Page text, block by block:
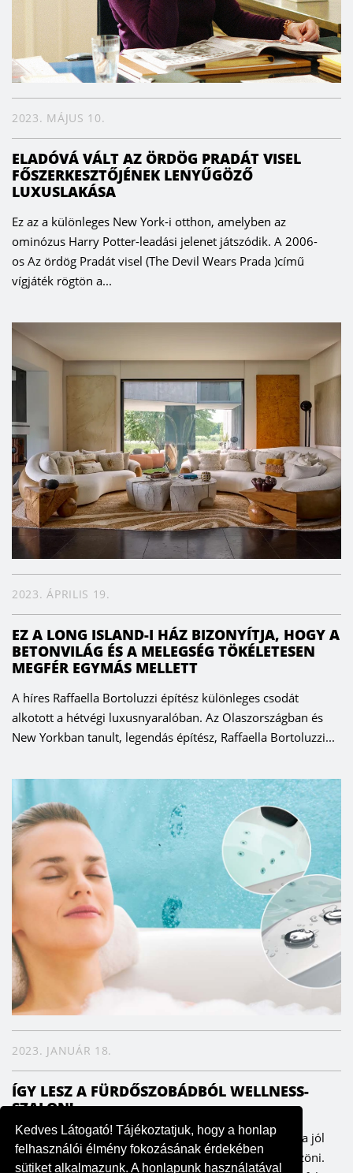
Kedves Látogató! Tájékoztatjuk, hogy a honlap
felhasználói élmény fokozásának érdekében
sütiket alkalmazunk. A honlapunk használatával
2023. MÁJUS 10.
ELADÓVÁ VÁLT AZ ÖRDÖG PRADÁT VISEL
FŐSZERKESZTŐJÉNEK LENYŰGÖZŐ
LUXUSLAKÁSA
Ez az a különleges New York-i otthon, amelyben az
ominózus Harry Potter-leadási jelenet játszódik. A 2006-
os Az ördög Pradát visel (The Devil Wears Prada )című
vígjáték rögtön a...
2023. ÁPRILIS 19.
EZ A LONG ISLAND-I HÁZ BIZONYÍTJA, HOGY A
BETONVILÁG ÉS A MELEGSÉG TÖKÉLETESEN
MEGFÉR EGYMÁS MELLETT
A híres Raffaella Bortoluzzi építész különleges csodát
alkotott a hétvégi luxusnyaralóban. Az Olaszországban és
New Yorkban tanult, legendás építész, Raffaella Bortoluzzi...
2023. JANUÁR 18.
ÍGY LESZ A FÜRDŐSZOBÁDBÓL WELLNESS-
SZALON!
Minden nap tökéletes masszázsélményt kaphatunk, ha jól
választunk – ezt pedig a testünk és lelkünk is megköszöni.